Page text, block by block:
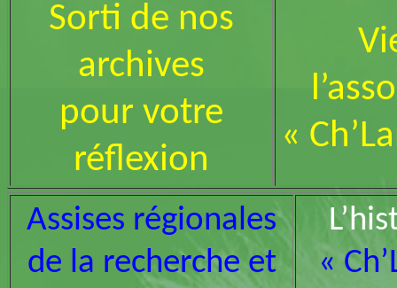
Sorti de nos
archives
pour votre
réflexion
«
Assises régionales
de la recherche et
«